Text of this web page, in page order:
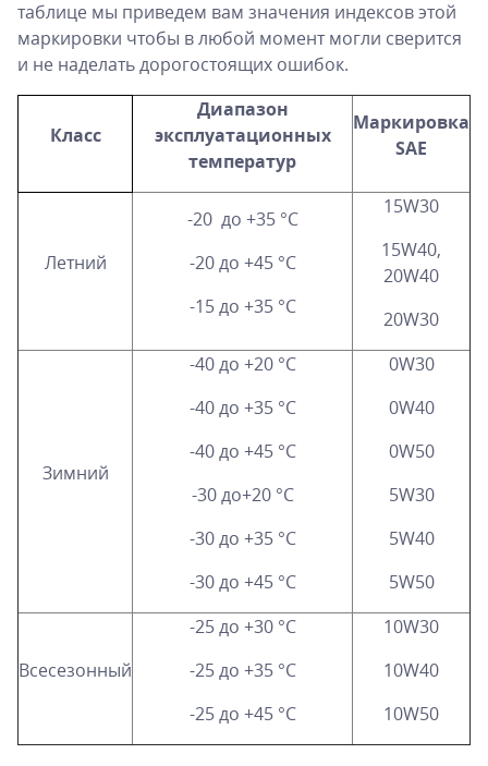
таблице мы приведем вам значения индексов этой
маркировки чтобы в любой момент могли сверится
и не наделать дорогостоящих ошибок.
Класс
Диапазон
эксплуатационных
температур
Маркировка
SAE
Летний
-20 до +35 °С
-20 до +45 °С
-15 до +35 °С
15W30
15W40,
20W40
20W30
Зимний
-40 до +20 °С
-40 до +35 °С
-40 до +45 °С
-30 до+20 °С
-30 до +35 °С
-30 до +45 °С
0W30
0W40
0W50
5W30
5W40
5W50
Всесезонный
-25 до +30 °С
-25 до +35 °С
-25 до +45 °С
10W30
10W40
10W50